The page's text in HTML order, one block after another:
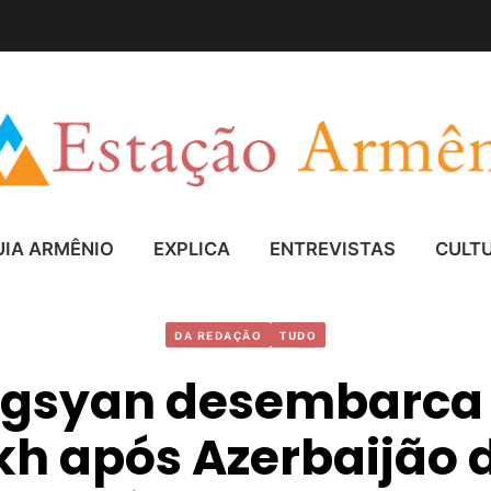
ARMÊNIO EXPLICA ENTREVISTAS
DA REDAÇÃO TUDO
após Azerbaijão